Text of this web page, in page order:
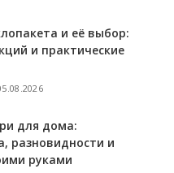
и её выбор:
и практические
для дома:
разновидности и
руками